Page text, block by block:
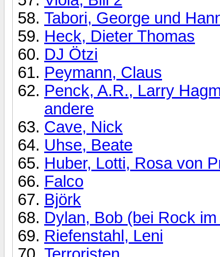
Tabori, George und
Heck, Dieter Thomas
DJ Ötzi
Peymann, Claus
Penck, A.R., Larry
andere
Cave, Nick
Uhse, Beate
Huber, Lotti, Rosa von
Falco
Björk
Dylan, Bob (bei Rock
Riefenstahl, Leni